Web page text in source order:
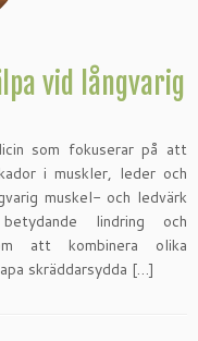
vid långvarig
som fokuserar på att
i muskler, leder och
muskel- och ledvärk
lindring och
att kombinera olika
skräddarsydda […]